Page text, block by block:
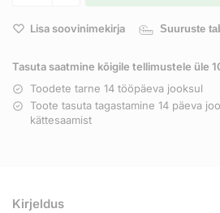
Lisa soovinimekirja Suuruste
Tasuta saatmine kõigile tellimustele üle
Toodete tarne 14 tööpäeva jooksul
Toote tasuta tagastamine 14 päeva
kättesaamist
Kirjeldus